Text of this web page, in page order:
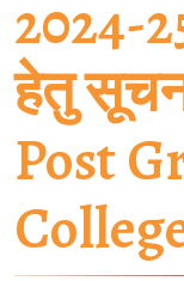
2024-
हेतु
Post